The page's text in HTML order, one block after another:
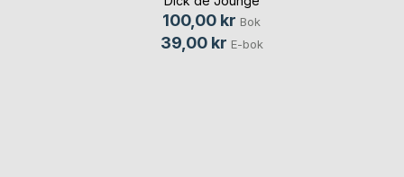
100,00 kr Bok
39,00 kr E-bok